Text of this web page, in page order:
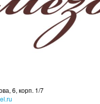
6, корп. 1/7